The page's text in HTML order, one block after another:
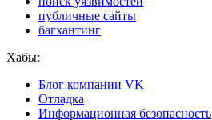
публичные сайты
багхантинг
Хабы:
Блог компании VK
Отладка
Информационная безопасность